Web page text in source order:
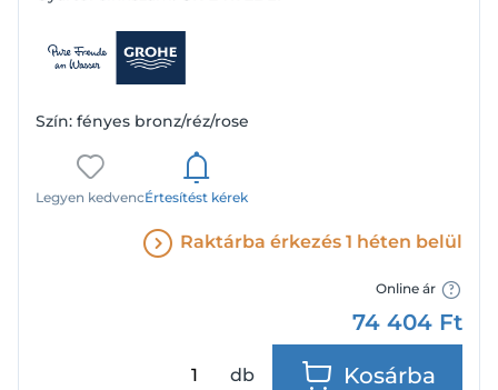
Szín: fényes bronz/réz/rose
Legyen kedvencÉrtesítést kérek
Raktárba érkezés 1 héten belül
Online ár
74 404 Ft
db Kosárba